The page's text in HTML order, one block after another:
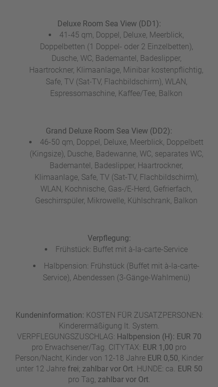
Deluxe Room Sea View (DD1):
41-45 qm, Doppel, Deluxe, Meerblick,
Doppelbetten (1 Doppel- oder 2 Einzelbetten),
Dusche, WC, Bademantel, Badeslipper,
Haartrockner, Klimaanlage, Minibar kostenpflichtig,
Safe, TV (Sat-TV, Flachbildschirm), WLAN,
Espressomaschine, Kaffee/Tee, Balkon
Grand Deluxe Room Sea View (DD2):
46-50 qm, Doppel, Deluxe, Meerblick, Doppelbett
(Kingsize), Dusche, Badewanne, WC, separates WC,
Bademantel, Badeslipper, Haartrockner,
Klimaanlage, Safe, TV (Sat-TV, Flachbildschirm),
WLAN, Kochnische, Gas-/E-Herd, Gefrierfach,
Geschirrspüler, Mikrowelle, Kühlschrank, Balkon
Verpflegung:
Frühstück: Buffet mit à-la-carte-Service
Halbpension: Frühstück (Buffet mit à-la-carte-
Service), Abendessen (3-Gänge-Wahlmenü)
Kundeninformation: KOSTEN FÜR ZUSATZPERSONEN:
Kinderermäßigung lt. System.
VERPFLEGUNGSZUSCHLAG: Halbpension (H): EUR 70
pro Erwachsener/Tag. CITYTAX: EUR 1,00 pro
Person/Nacht, Kinder von 12-18 Jahre EUR 0,50, Kinder
unter 12 Jahre frei; zahlbar vor Ort. HUNDE: ca. EUR 50
pro Tag, zahlbar vor Ort.